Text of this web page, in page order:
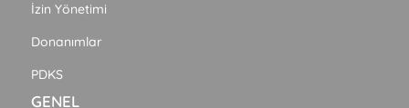
İzin Yönetimi
Donanımlar
PDKS
GENEL